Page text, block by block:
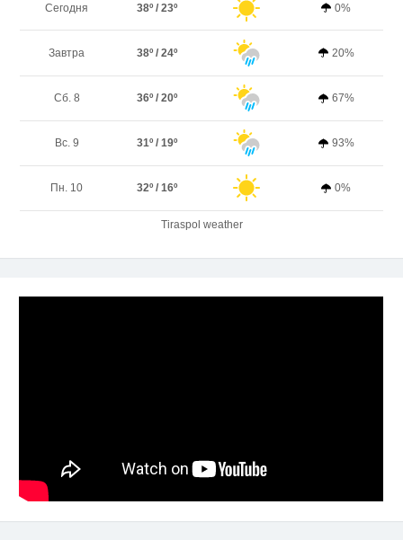
Сегодня 38º / 23º 0%
Завтра 38º / 24º 20%
Сб. 8 36º / 20º 67%
Вс. 9 31º / 19º 93%
Пн. 10 32º / 16º 0%
Tiraspol weather